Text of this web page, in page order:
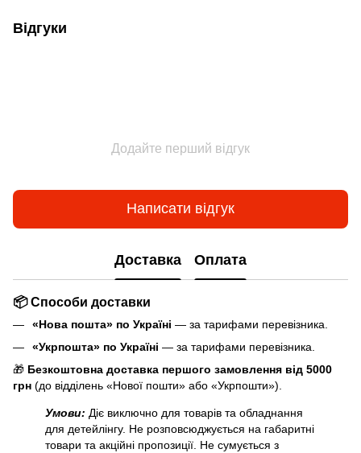
Відгуки
Додайте перший відгук
Написати відгук
Доставка Оплата
📦 Способи доставки
«Нова пошта» по Україні — за тарифами перевізника.
«Укрпошта» по Україні — за тарифами перевізника.
🎁 Безкоштовна доставка першого замовлення від 5000
грн (до відділень «Нової пошти» або «Укрпошти»).
Умови: Діє виключно для товарів та обладнання
для детейлінгу. Не розповсюджується на габаритні
товари та акційні пропозиції. Не сумується з